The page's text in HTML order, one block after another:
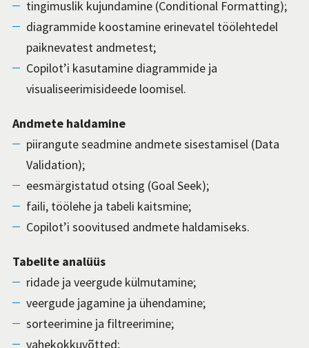
tingimuslik kujundamine (Conditional Formatting);
diagrammide koostamine erinevatel töölehtedel
paiknevatest andmetest;
Copilot’i kasutamine diagrammide ja
visualiseerimisideede loomisel.
Andmete haldamine
piirangute seadmine andmete sisestamisel (Data
Validation);
eesmärgistatud otsing (Goal Seek);
faili, töölehe ja tabeli kaitsmine;
Copilot’i soovitused andmete haldamiseks.
Tabelite analüüs
ridade ja veergude külmutamine;
veergude jagamine ja ühendamine;
sorteerimine ja filtreerimine;
vahekokkuvõtted;